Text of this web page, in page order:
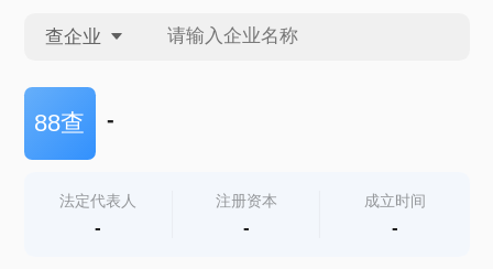
查企业
查企业
查产地
88查 -
法定代表人
-
注册资本
-
成立时间
-